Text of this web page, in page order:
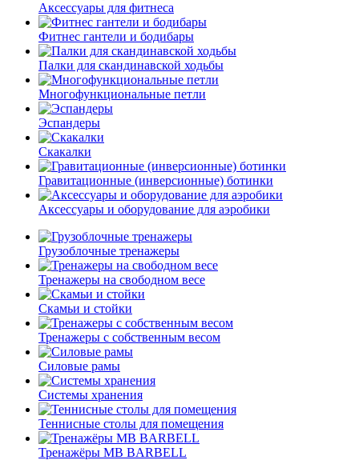
Аксессуары для фитнеса
Фитнес гантели и бодибары
Палки для скандинавской ходьбы
Многофункциональные петли
Эспандеры
Скакалки
Гравитационные (инверсионные) ботинки
Аксессуары и оборудование для аэробики
Грузоблочные тренажеры
Тренажеры на свободном весе
Скамьи и стойки
Тренажеры с собственным весом
Силовые рамы
Системы хранения
Теннисные столы для помещения
Тренажёры MB BARBELL